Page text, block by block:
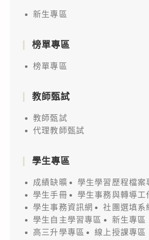
新生專區
榜單專區
榜單專區
教師甄試
教師甄試
代理教師甄試
學生專區
成績缺曠
學生學習歷程檔案
學生手冊
學生事務與轉導工
學生事務資訊網
社團選填系
學生自主學習專區
新生專區
高三升學專區
線上授課專區